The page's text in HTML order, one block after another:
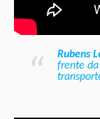
Rubens
frente